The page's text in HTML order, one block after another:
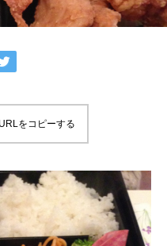
をコピーする